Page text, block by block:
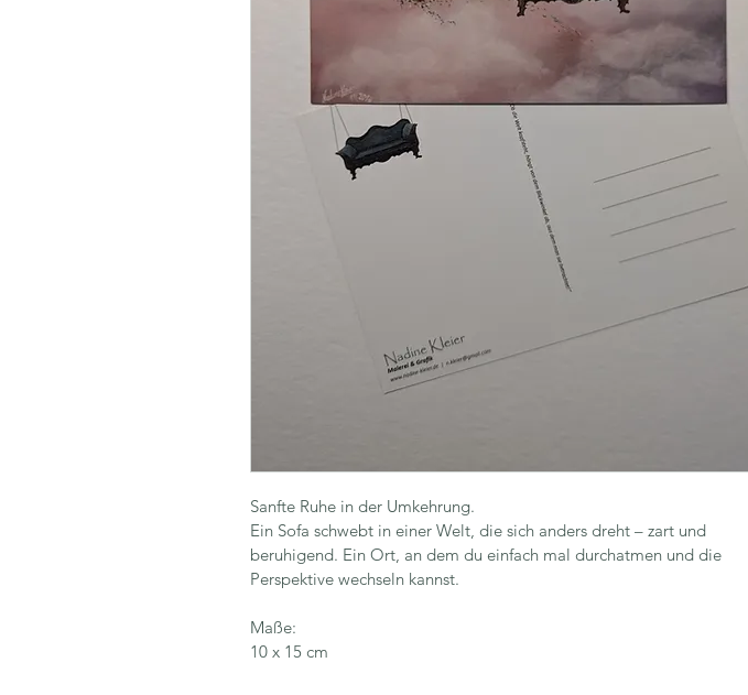
Sanfte Ruhe in der Umkehrung.
Ein Sofa schwebt in einer Welt, die sich anders dreht – zart und
beruhigend. Ein Ort, an dem du einfach mal durchatmen und die
Perspektive wechseln kannst.
Maße:
10 x 15 cm